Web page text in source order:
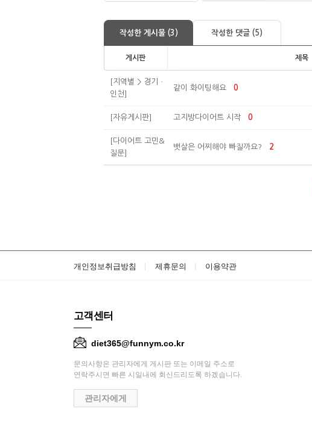
작성한 게시물 (3) 작성한 댓글 (5)
게시판 제목
[지역별 > 경기ㆍ
인천]
같이 화이팅해요 0
[자유게시판] 고지방다이어트 시작 0
[다이어트 고민&
질문]
뱃살은 어찌해야 빠질까요? 2
개인정보취급방침 제휴문의 이용약관
고객센터
diet365@funnym.co.kr
문의사항은 관리자에게 게시판 또는 이메일 주소로
연락주시면 빠른 시일내에 회신드리도록 하겠습니다.
관리자에게